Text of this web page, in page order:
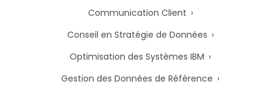
Communication Client
Conseil en Stratégie de Données
Optimisation des Systèmes IBM
Gestion des Données de Référence